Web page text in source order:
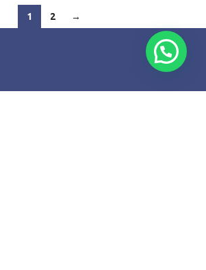
1 2 →